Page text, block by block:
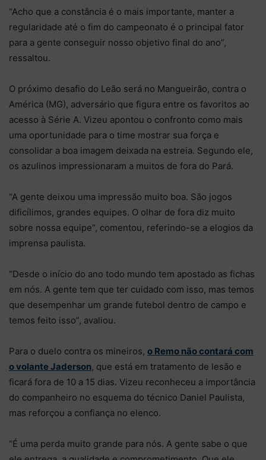
“Acho que a constância é o mais importante, manter a
regularidade até o fim do campeonato é o principal fator
para a gente conseguir nosso objetivo final do ano”,
ressaltou.
O próximo desafio do Leão será no Mangueirão, contra o
América (MG), adversário que figura entre os favoritos ao
acesso à Série A. Vizeu apontou o confronto como mais
uma oportunidade para o time mostrar sua força e
consolidar a boa imagem deixada na estreia. Segundo ele,
os azulinos impressionaram a muitos de fora do Pará.
“A gente deixou uma impressão muito boa. São jogos
dificílimos, grandes equipes. O olhar de fora diz muito
sobre nossa equipe”, comentou, referindo-se a elogios da
imprensa paulista.
“Desde o início do ano todo mundo tem apostado as fichas
em nós. A gente tem que ter cuidado com isso, mas temos
que desempenhar um grande futebol dentro de campo e
temos feito isso”, avaliou.
Para o duelo contra os mineiros, o Remo não contará com
o volante Jaderson, que está em tratamento de lesão e
ficará fora de 10 a 15 dias. Vizeu reconheceu a importância
do companheiro no esquema do técnico Daniel Paulista,
mas reforçou a confiança no elenco.
“É uma perda muito grande para nós. A gente sabe o que